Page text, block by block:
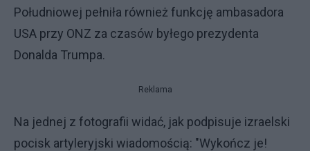
Południowej pełniła również funkcję ambasadora
USA przy ONZ za czasów byłego prezydenta
Donalda Trumpa.
Reklama
Na jednej z fotografii widać, jak podpisuje izraelski
pocisk artyleryjski wiadomością: "Wykończ je!